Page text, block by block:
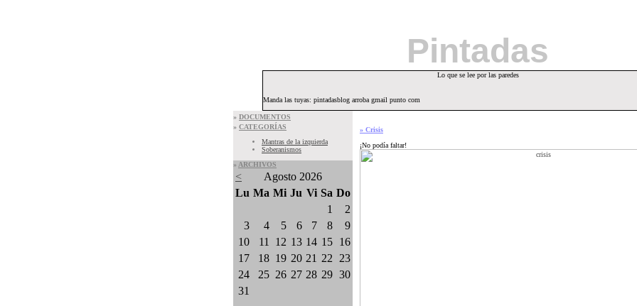
Pintadas
Lo que se lee por las paredes
Manda las tuyas: pintadasblog arroba gmail punto com
» DOCUMENTOS
» CATEGORÍAS
Mantras de la izquierda
Soberanismos
» ARCHIVOS
<
Agosto 2026
Lu Ma Mi Ju Vi Sa Do
1
2
3
4 5 6 7 8
9
10
11 12 13 14 15 16
17
18 19 20 21 22
23
24
25 26 27 28 29 30
31
» Crisis
¡No podía faltar!